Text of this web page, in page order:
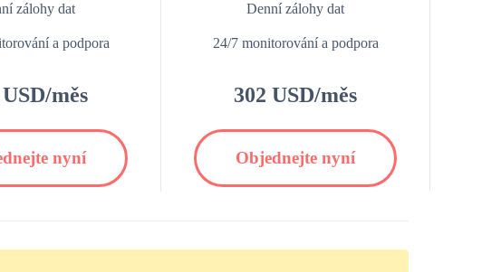
zálohy dat
a podpora
měs
nyní
Denní zálohy dat
24/7 monitorování a podpora
302 USD/měs
Objednejte nyní